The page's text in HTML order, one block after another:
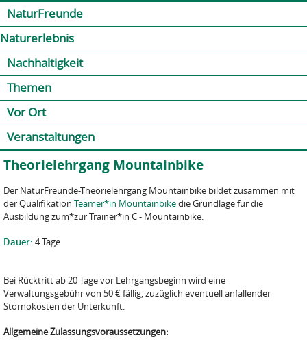
NaturFreunde
Naturerlebnis
Nachhaltigkeit
Themen
Vor Ort
Veranstaltungen
Theorielehrgang Mountainbike
Der NaturFreunde-Theorielehrgang Mountainbike bildet zusammen mit
der Qualifikation Teamer*in Mountainbikedie Grundlage für die
Ausbildung zum*zur Trainer*in C - Mountainbike.
Dauer: 4 Tage
Bei Rücktritt ab 20 Tage vor Lehrgangsbeginn wird eine
Verwaltungsgebühr von 50 € fällig, zuzüglich eventuell anfallender
Stornokosten der Unterkunft.
Allgemeine Zulassungsvoraussetzungen: